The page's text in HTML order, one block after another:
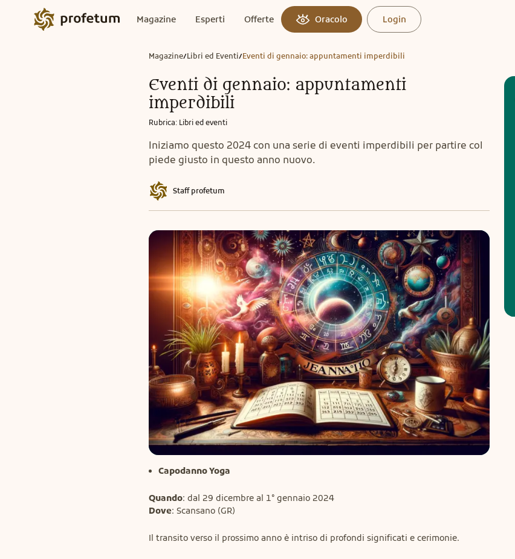
Magazine Esperti Offerte Oracolo Login
Magazine/Libri ed Eventi/Eventi di gennaio: appuntamenti imperdibili
Eventi di gennaio: appuntamenti
imperdibili
Rubrica: Libri ed eventi
Iniziamo questo 2024 con una serie di eventi imperdibili per partire col
piede giusto in questo anno nuovo.
Staff profetum
Capodanno Yoga
Quando
Dove: Scansano (GR)
Il transito verso il prossimo anno è intriso di profondi significati e cerimonie.